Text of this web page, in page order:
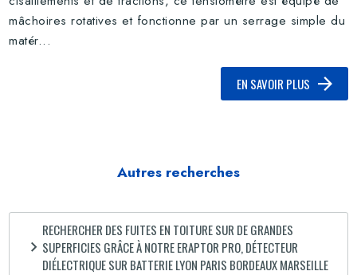
mâchoires rotatives et fonctionne par un serrage simple du
matér...
EN SAVOIR PLUS
Autres recherches
RECHERCHER DES FUITES EN TOITURE SUR DE GRANDES
SUPERFICIES GRÂCE À NOTRE ERAPTOR PRO, DÉTECTEUR
DIÉLECTRIQUE SUR BATTERIE LYON PARIS BORDEAUX MARSEILLE